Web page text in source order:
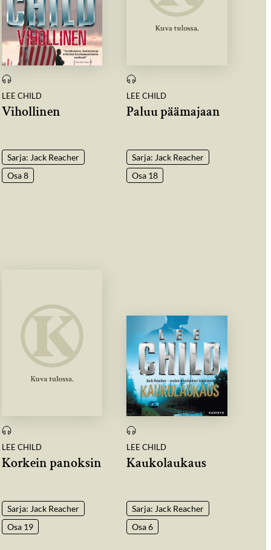
LEE CHILD
Vihollinen
Sarja: Jack Reacher
Osa 8
LEE CHILD
Paluu päämajaan
Sarja: Jack Reacher
Osa 18
LEE CHILD
Korkein panoksin
Sarja: Jack Reacher
Osa 19
LEE CHILD
Kaukolaukaus
Sarja: Jack Reacher
Osa 6